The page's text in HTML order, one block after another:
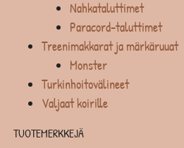
Nahkataluttimet
Paracord-taluttimet
Treenimakkarat ja märkäruuat
Monster
Turkinhoitovälineet
Valjaat koirille
TUOTEMERKKEJÄ